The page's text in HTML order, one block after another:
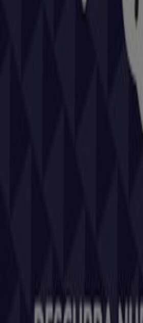
tecnológica que está reinventando
en todo el mundo.